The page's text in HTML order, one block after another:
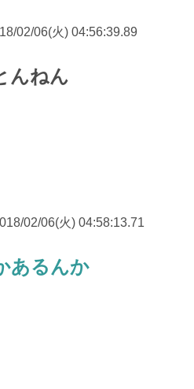
02/06(火) 04:56:39.89
んねん
02/06(火) 04:58:13.71
あるんか